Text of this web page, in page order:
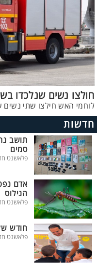
חולצו נשים שנלכדו
לוחמי האש חילצו שתי
חדשות
תושב
סמים
פלאשנט
אדם
הנילוס
פלאשנט
חודש
פלאשנט